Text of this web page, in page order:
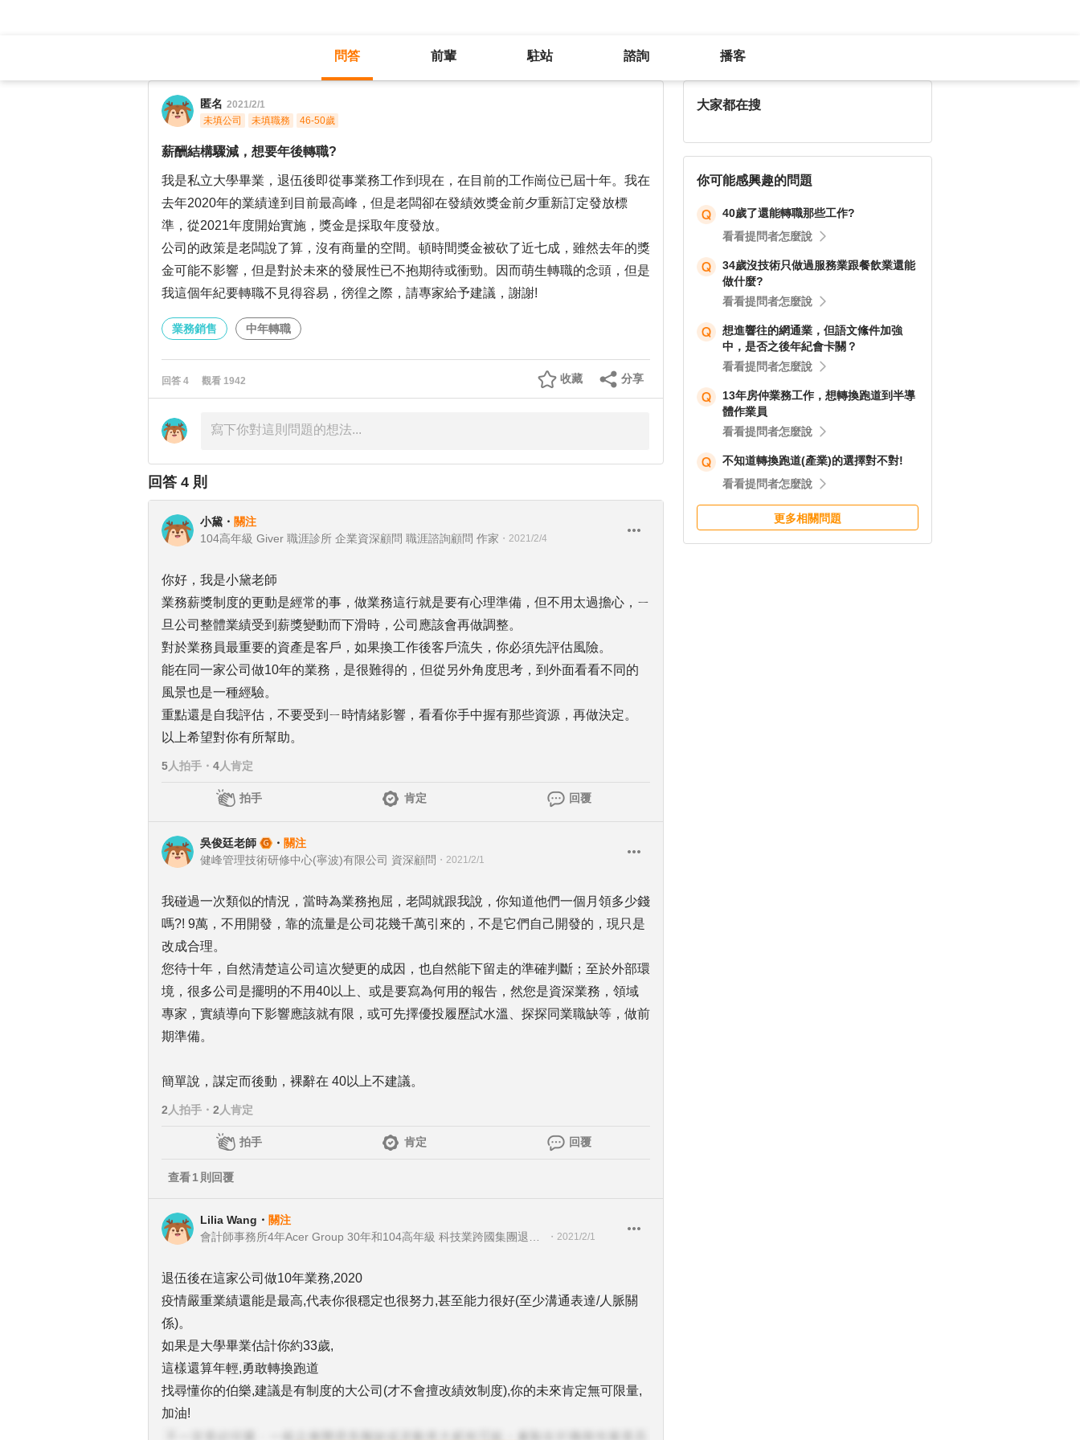
問答 前輩 駐站 諮詢 播客
匿名 2021/2/1
未填公司
未填職務 46-50歲
薪酬結構驟減，想要年後轉職?
我是私立大學畢業，退伍後即從事業務工作到現在，在目前的工作崗位已屆十年。我在
去年2020年的業績達到目前最高峰，但是老闆卻在發績效獎金前夕重新訂定發放標
準，從2021年度開始實施，獎金是採取年度發放。
公司的政策是老闆說了算，沒有商量的空間。頓時間獎金被砍了近七成，雖然去年的獎
金可能不影響，但是對於未來的發展性已不抱期待或衝勁。因而萌生轉職的念頭，但是
我這個年紀要轉職不見得容易，徬徨之際，請專家給予建議，謝謝!
業務銷售 中年轉職
回答 4 觀看 1942 分享
收藏
回答 4 則
小黛 ・ 關注
104高年級 Giver 職涯診所 企業資深顧問 職涯諮詢顧問 作家 ・ 2021/2/4
你好，我是小黛老師
業務薪獎制度的更動是經常的事，做業務這行就是要有心理準備，但不用太過擔心，ㄧ
旦公司整體業績受到薪獎變動而下滑時，公司應該會再做調整。
對於業務員最重要的資產是客戶，如果換工作後客戶流失，你必須先評估風險。
能在同一家公司做10年的業務，是很難得的，但從另外角度思考，到外面看看不同的
風景也是一種經驗。
重點還是自我評估，不要受到ㄧ時情緒影響，看看你手中握有那些資源，再做決定。
以上希望對你有所幫助。
5人拍手 ・ 4人肯定
拍手 肯定 回覆
吳俊廷老師 ・ 關注
健峰管理技術研修中心(寧波)有限公司 資深顧問 ・ 2021/2/1
我碰過一次類似的情況，當時為業務抱屈，老闆就跟我說，你知道他們一個月領多少錢
嗎?! 9萬，不用開發，靠的流量是公司花幾千萬引來的，不是它們自己開發的，現只是
改成合理。
您待十年，自然清楚這公司這次變更的成因，也自然能下留走的準確判斷；至於外部環
境，很多公司是擺明的不用40以上、或是要寫為何用的報告，然您是資深業務，領域
專家，實績導向下影響應該就有限，或可先擇優投履歷試水溫、探探同業職缺等，做前
期準備。
簡單說，謀定而後動，裸辭在 40以上不建議。
2 人拍手 ・ 2 人肯定
拍手 肯定 回覆
查看1 則回覆
Lilia Wang ・ 關注
・ 2021/2/1
退伍後在這家公司做10年業務,2020
疫情嚴重業績還能是最高,代表你很穩定也很努力,甚至能力很好(至少溝通表達/人脈關
係)。
如果是大學畢業估計你約33歲,
這樣還算年輕,勇敢轉換跑道
找尋懂你的伯樂,建議是有制度的大公司(才不會擅改績效制度),你的未來肯定無可限量,
加油!
大家都在搜
你可能感興趣的問題
40歲了還能轉職那些工作?
看看提問者怎麼說
34歲沒技術只做過服務業跟餐飲業還能
做什麼?
看看提問者怎麼說
想進響往的網通業，但語文絛件加強
中，是否之後年紀會卡關？
看看提問者怎麼說
13年房仲業務工作，想轉換跑道到半導
體作業員
看看提問者怎麼說
不知道轉換跑道(產業)的選擇對不對!
看看提問者怎麼說
更多相關問題